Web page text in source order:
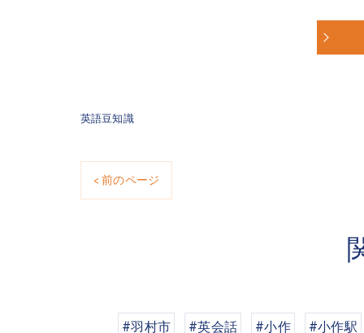
英語豆知識
< 前のページ
#羽村市 #英会話 #小作 #小作駅